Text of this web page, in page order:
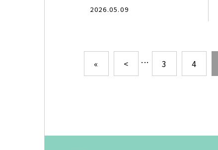
2026.05.09
« < ... 3 4